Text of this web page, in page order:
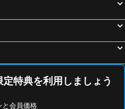
特典を利用しましょう
と会員価格